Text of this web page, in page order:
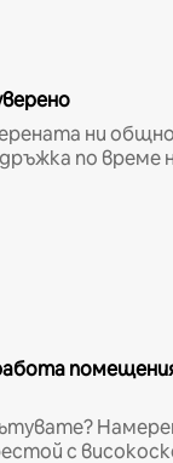
ни
по време
с